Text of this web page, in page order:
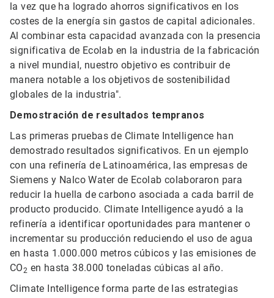
la vez que ha logrado ahorros significativos en los
costes de la energía sin gastos de capital adicionales.
Al combinar esta capacidad avanzada con la presencia
significativa de Ecolab en la industria de la fabricación
a nivel mundial, nuestro objetivo es contribuir de
manera notable a los objetivos de sostenibilidad
globales de la industria".
Demostración de resultados tempranos
Las primeras pruebas de Climate Intelligence han
demostrado resultados significativos. En un ejemplo
con una refinería de Latinoamérica, las empresas de
Siemens y Nalco Water de Ecolab colaboraron para
reducir la huella de carbono asociada a cada barril de
producto producido. Climate Intelligence ayudó a la
refinería a identificar oportunidades para mantener o
incrementar su producción reduciendo el uso de agua
en hasta 1.000.000 metros cúbicos y las emisiones de
CO2 en hasta 38.000 toneladas cúbicas al año.
Climate Intelligence forma parte de las estrategias